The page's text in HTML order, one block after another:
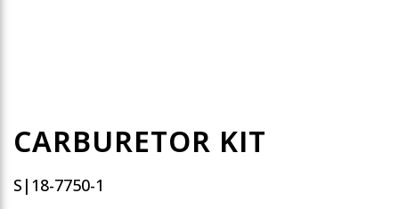
CARBURETOR KIT
S|18-7750-1